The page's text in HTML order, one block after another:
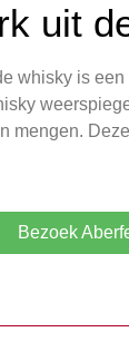
uit
whisky is
mengen.
Bezoek